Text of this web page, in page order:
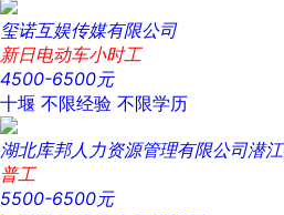
玺诺互娱传媒有限公司
新日电动车小时工
4500-6500元
十堰 不限经验 不限学历
湖北库邦人力资源管理有限公司潜
普工
5500-6500元